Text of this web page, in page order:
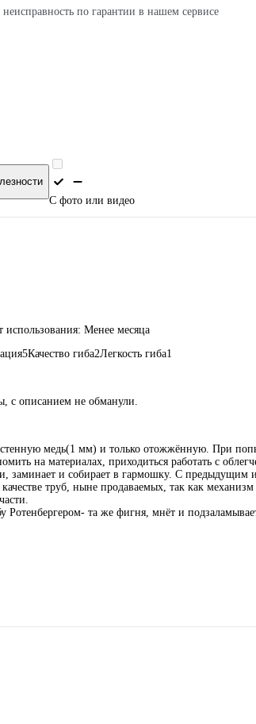
по гарантии в нашем сервисе
С фото или видео
использования: Менее месяца
5Качество гиба2Легкость гиба1
с описанием не обманули.
медь(1 мм) и только отожжённую. При
на материалах, приходиться работать с
заминает и собирает в гармошку. С предыдущим
труб, ныне продаваемых, так как
Ротенбергером- та же фигня, мнёт и